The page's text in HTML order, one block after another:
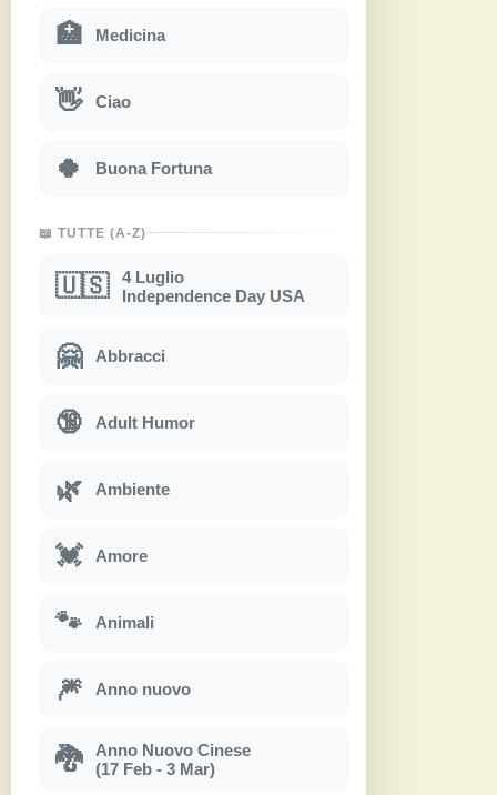
🏥 Medicina
👋 Ciao
🍀 Buona Fortuna
📖 TUTTE (A-Z)
🇺🇸
4 Luglio
Independence Day USA
🤗 Abbracci
🔞 Adult Humor
🌿 Ambiente
💓 Amore
🐾 Animali
🎆 Anno nuovo
🐉
Anno Nuovo Cinese
(17 Feb - 3 Mar)